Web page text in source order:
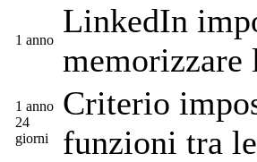
1 anno
LinkedIn
memorizzare
1 anno
24
giorni
Criterio
funzioni tra